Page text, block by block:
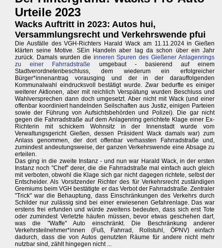
Urteile 2023
Wacks Auftritt in 2023: Autos hui,
Versammlungsrecht und Verkehrswende pfui
Die Ausfälle des VGH-Richters Harald Wack am 11.11.2024 in Gießen
klärten seine Motive. SEin Handeln aber lag da schon über ein Jahr
zurück. Damals wurden die inneren Spuren des Gießener Anlagenrings
zu einer Fahrradstraße umgebaut - basierend auf einem
Stadtverordnetenbeschluss, dem wiederum ein erfolgreicher
Bürger*innenantrag vorausging und der in der darauffolgenden
Kommunalwahl eindrucksvoll bestätigt wurde. Zwar bedurfte es einiger
weiterer Aktionen, aber mit reichlich Verspätung wurden Beschluss und
Wahlversprechen dann doch umgesetzt. Aber nicht mit Wack (und einer
offenbar koordiniert handelnden Seilschaften aus Justiz, einigen Parteien
sowie der Führung von Aufsichtsbehörden und Polizei). Die gar nicht
gegen die Fahrradstraße auf dem Anlagenring gerichtete Klage einer Ex-
Richterin mit schickem Wohnsitz in der Innenstadt wurde vom
Verwaltungsgericht Gießen, dessen Präsident Wack damals war) zum
Anlass genommen, der dort offenbar verhassten Fahrradstraße und,
zumindest andeutungsweise, der ganzen Verkehrswende eine Absage zu
erteilen.
Das ging in die zweite Instanz - und nun war Harald Wack, in der ersten
Instanz noch "Chef" derer, die die Fahrradstraße mal einfach auch gleich
mit verboten, obwohl die Klage sich gar nicht dagegen richtete, selbst der
Entscheider. Als Vorsitzender Richter des für Verkehrsrecht zuständigen
Gremiums beim VGH bestätigte er das Verbot der Fahrradstraße. Zentraler
"Trick" war die Behauptung, dass Einschränkungen des Verkehrs durch
Schilder nur zulässig sind bei einer erwiesenen Gefahrenlage. Das war
erstens frei erfunden und würde zweitens bedeuten, dass sich erst Tote
oder zumindest Verletzte häufen müssen, bevor etwas geschehen darf,
was die "Waffe" Auto einschränkt. Die Beschränkung anderer
Verkehrsteilnehmer*innen (Fuß, Fahrrad, Rollstuhl, ÖPNV) einfach
dadurch, dass die von Autos genutzten Räume für andere nicht mehr
nutzbar sind, zählt hingegen nicht ...